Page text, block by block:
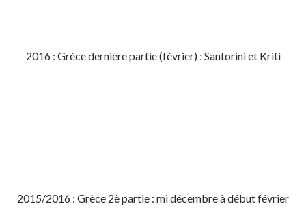
2016 : Grèce dernière partie (février) : Santorini et Kriti
2015/2016 : Grèce 2è partie : mi décembre à début février